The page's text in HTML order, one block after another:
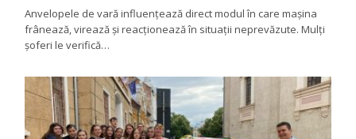
Anvelopele de vară influențează direct modul în care mașina
frânează, virează și reacționează în situații neprevăzute. Mulți
șoferi le verifică…